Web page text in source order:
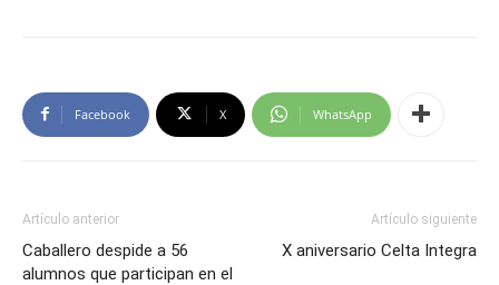
Facebook X WhatsApp
Artículo anterior
Caballero despide a 56
alumnos que participan en el
Artículo siguiente
X aniversario Celta Integra